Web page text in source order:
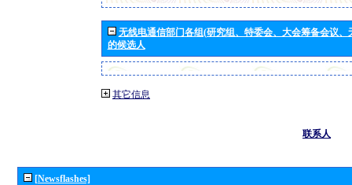
无线电通信部门各组(研究组、特委会、大会筹备会议
的候选人
其它信息
联系人
[Newsflashes]